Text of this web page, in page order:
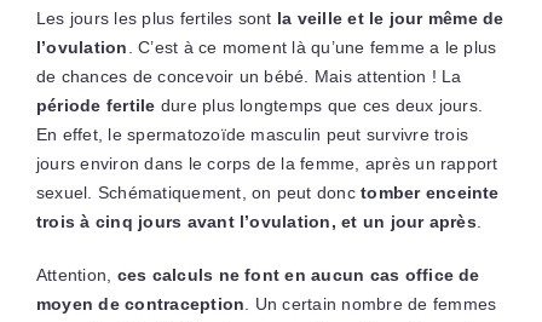
Les jours les plus fertiles sont la veille et le jour même de
l’ovulation. C’est à ce moment là qu’une femme a le plus
de chances de concevoir un bébé. Mais attention ! La
période fertile dure plus longtemps que ces deux jours.
En effet, le spermatozoïde masculin peut survivre trois
jours environ dans le corps de la femme, après un rapport
sexuel. Schématiquement, on peut donctomber enceinte
trois à cinq jours avant l’ovulation, et un jour après.
Attention, ces calculs ne font en aucun cas office de
moyen de contraception. Un certain nombre de femmes